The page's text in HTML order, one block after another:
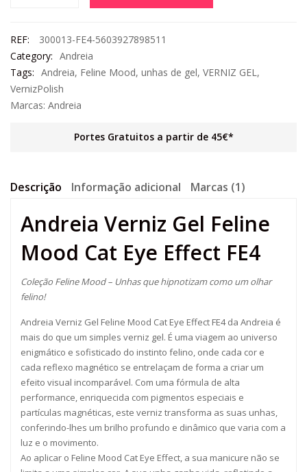
REF:
300013-FE4-5603927898511
Category: Andreia
Tags: Andreia, Feline Mood, unhas de gel, VERNIZ GEL,
VernizPolish
Marcas: Andreia
Portes Gratuitos a partir de 45€*
Descrição Informação adicional Marcas (1)
Andreia Verniz Gel Feline
Mood Cat Eye Effect FE4
Coleção Feline Mood – Unhas que hipnotizam como um olhar
felino!
Andreia Verniz Gel Feline Mood Cat Eye Effect FE4 da Andreia é
mais do que um simples verniz gel. É uma viagem ao universo
enigmático e sofisticado do instinto felino, onde cada cor e
cada reflexo magnético se entrelaçam de forma a criar um
efeito visual incomparável. Com uma fórmula de alta
performance, enriquecida com pigmentos especiais e
partículas magnéticas, este verniz transforma as suas unhas,
conferindo-lhes um brilho profundo e dinâmico que varia com a
luz e o movimento.
Ao aplicar o Feline Mood Cat Eye Effect, a sua manicure não se